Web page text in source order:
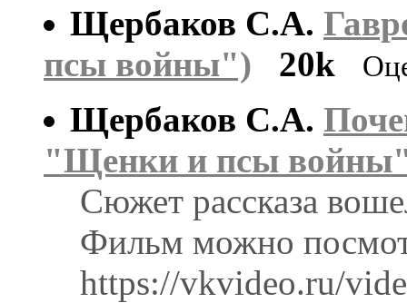
Щербаков С.А.
псы войны")
20k
Щербаков С.А.
"Щенки и псы
Сюжет рассказа
Фильм можно
https://vkvideo.ru/